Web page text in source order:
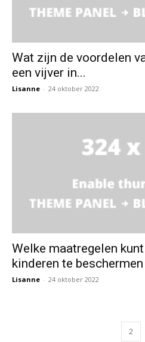
Wat zijn de voordelen
een vijver in...
Lisanne - 24 oktober 2022
Welke maatregelen
kinderen te beschermen
Lisanne - 24 oktober 2022
2